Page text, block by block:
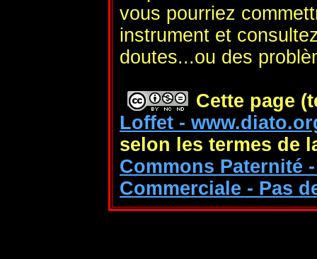
vous pourriez
instrument et
doutes...ou des
Cette page
Loffet -
selon les termes de
Commons Paternité
Commerciale - Pas